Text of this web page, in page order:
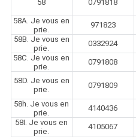
58 0791818
58A. Je vous en
prie.
971823
58B. Je vous en
prie.
0332924
58C. Je vous en
prie.
0791808
58D. Je vous en
prie.
0791809
58h. Je vous en
prie.
4140436
58I. Je vous en
prie.
4105067